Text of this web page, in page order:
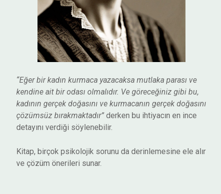
“Eğer bir kadın kurmaca yazacaksa mutlaka parası ve
kendine ait bir odası olmalıdır. Ve göreceğiniz gibi bu,
kadının gerçek doğasını ve kurmacanın gerçek doğasını
çözümsüz bırakmaktadır” derken bu ihtiyacın en ince
detayını verdiği söylenebilir.
Kitap, birçok psikolojik sorunu da derinlemesine ele alır
ve çözüm önerileri sunar.